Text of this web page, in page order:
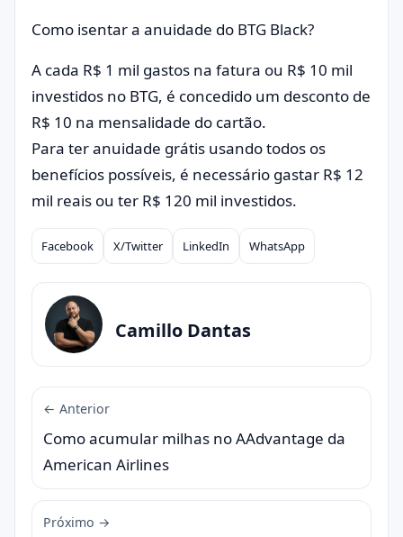
Como isentar a anuidade do BTG Black?
A cada R$ 1 mil gastos na fatura ou R$ 10 mil
investidos no BTG, é concedido um desconto de
R$ 10 na mensalidade do cartão.
Para ter anuidade grátis usando todos os
benefícios possíveis, é necessário gastar R$ 12
mil reais ou ter R$ 120 mil investidos.
Compartilhar
Facebook X/Twitter LinkedIn WhatsApp
Camillo Dantas
← Anterior
Como acumular milhas no AAdvantage da
American Airlines
Próximo →